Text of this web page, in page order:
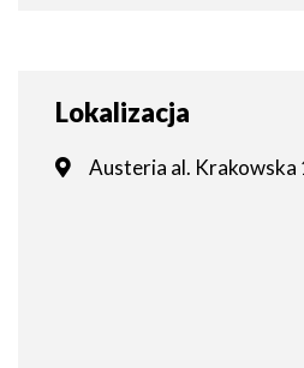
Lokalizacja
Austeria al. Krakowska